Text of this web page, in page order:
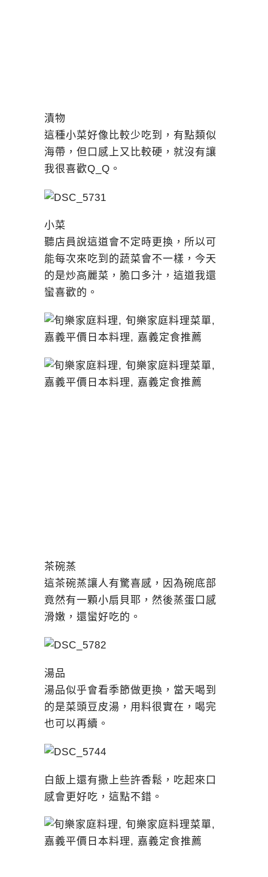
漬物
這種小菜好像比較少吃到，有點類似
海帶，但口感上又比較硬，就沒有讓
我很喜歡Q_Q。
小菜
聽店員說這道會不定時更換，所以可
能每次來吃到的蔬菜會不一樣，今天
的是炒高麗菜，脆口多汁，這道我還
蠻喜歡的。
茶碗蒸
這茶碗蒸讓人有驚喜感，因為碗底部
竟然有一顆小扇貝耶，然後蒸蛋口感
滑嫩，還蠻好吃的。
湯品
湯品似乎會看季節做更換，當天喝到
的是菜頭豆皮湯，用料很實在，喝完
也可以再續。
白飯上還有撒上些許香鬆，吃起來口
感會更好吃，這點不錯。